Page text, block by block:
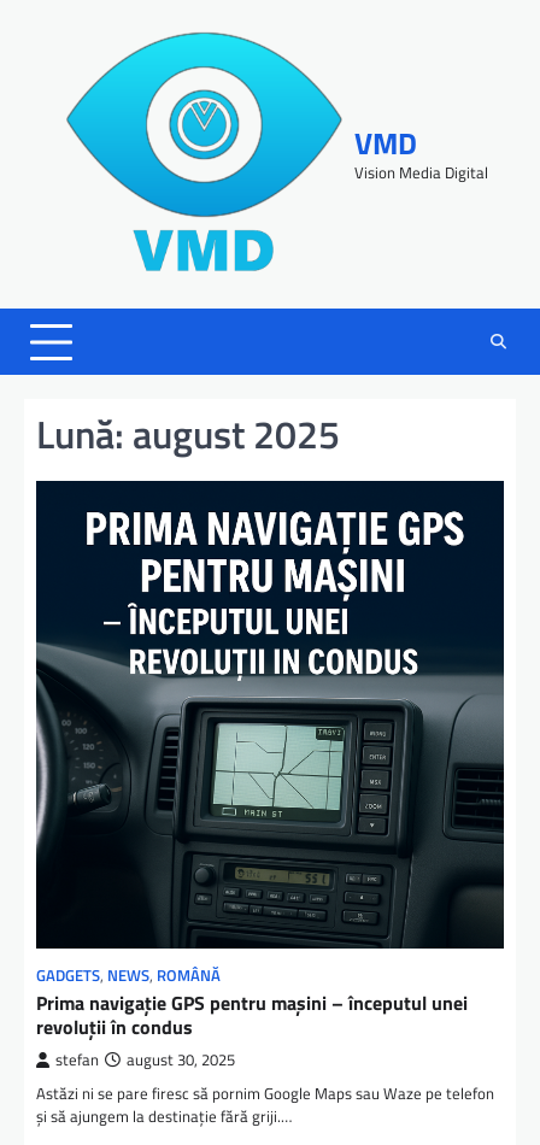
VMD
Vision Media Digital
Lună: august 2025
GADGETS, NEWS, ROMÂNĂ
Prima navigație GPS pentru mașini – începutul unei
revoluții în condus
stefan august 30, 2025
Astăzi ni se pare firesc să pornim Google Maps sau Waze pe telefon
și să ajungem la destinație fără griji.…